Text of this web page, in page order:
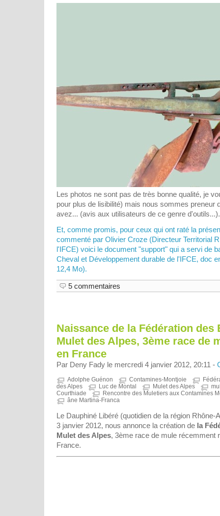
Les photos ne sont pas de très bonne qualité, je
pour plus de lisibilité) mais nous sommes preneur
avez... (avis aux utilisateurs de ce genre d'outils...).
Et, comme promis, pour ceux qui ont raté la
commenté par Olivier Croze (Directeur Territorial
l'IFCE) voici le document "support" qui a servi de
Cheval et Développement durable de l'IFCE, doc
12,4 Mo).
5 commentaires
Naissance de la Fédération des
Mulet des Alpes, 3ème race de
en France
Par Deny Fady le mercredi 4 janvier 2012, 20:11 -
Adolphe Guénon Contamines-Montjoie
des Alpes
Luc de Montal Mulet des Alpes
Courthiade
Rencontre des Muletiers aux Contamines
âne Martina-Franca
Le Dauphiné Libéré (quotidien de la région Rhône-
3 janvier 2012, nous annonce la création de la
Mulet des Alpes, 3ème race de mule récemment
France.